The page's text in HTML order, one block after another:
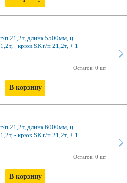
п 21,2т, длина 5500мм, ц.
- крюк SK г/п 21,2т, + 1
Остаток: 0 шт
В корзину
п 21,2т, длина 6000мм, ц.
- крюк SK г/п 21,2т, + 1
Остаток: 0 шт
В корзину